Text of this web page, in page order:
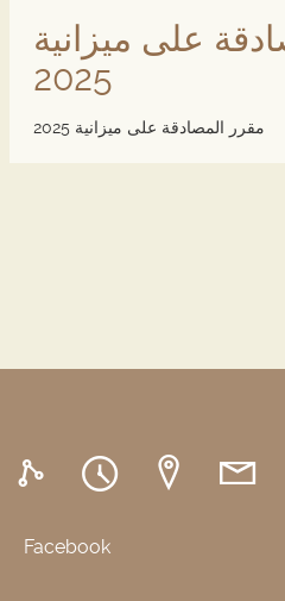
على ميزانية
2025
مقرر المصادقة على ميزانية 2025
Facebook